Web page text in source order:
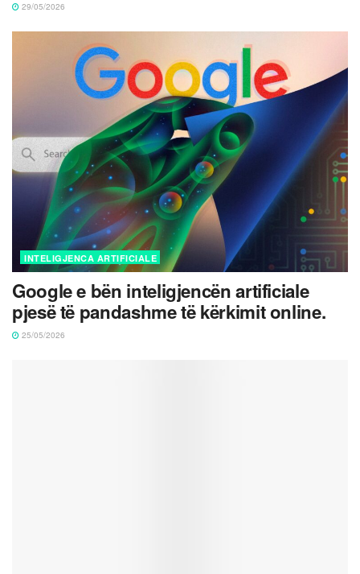
29/05/2026
INTELIGJENCA ARTIFICIALE
Google e bën inteligjencën artificiale
pjesë të pandashme të kërkimit online.
25/05/2026